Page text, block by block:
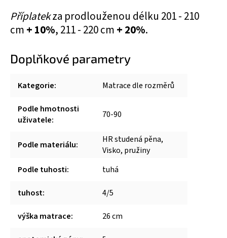
Příplatekza prodlouženou délku 201 - 210
cm + 10%, 211 - 220 cm + 20%.
Doplňkové parametry
Kategorie: Matrace dle rozměrů
Podle hmotnosti
uživatele: 70-90
Podle materiálu:
HR studená pěna,
Visko, pružiny
Podle tuhosti: tuhá
tuhost: 4/5
výška matrace: 26 cm